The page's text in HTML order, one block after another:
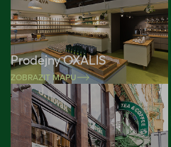
Prodejny OXALIS
ZOBRAZIT MAPU